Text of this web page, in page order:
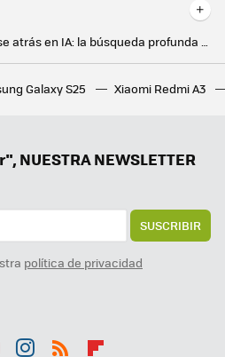
Dejé de usar la app de Google porque no servía de mucho. Ahora es más útil que nunca
"Ha ganado la guerra de los MMO". Un streamer ha rechazado 5.000 dólares de Blizzard para hablar de WoW y así no parar de jugar a su juego favorito
Galaxy S25 Xiaomi Redmi A3
NUESTRA NEWSLETTER
SUSCRIBIR
política de privacidad